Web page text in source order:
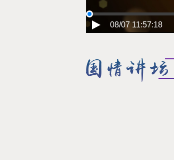
08/07 11:57:18